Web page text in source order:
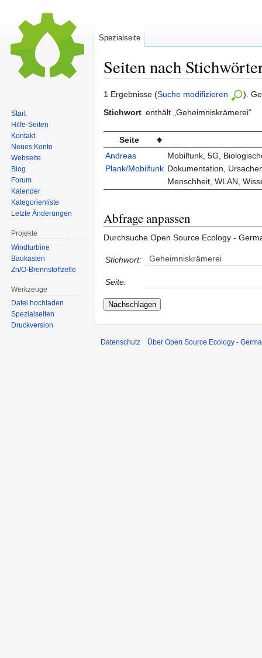
Seiten nach
Zur
Zur
1 Ergebnisse (Suche modifizieren
).
Stichwort enthält „Geheimniskrämerei“
Seite
Andreas
Plank/Mobilfunk
Mobilfunk, 5G,
Dokumentation,
Menschheit, WLAN,
Abfrage anpassen
Durchsuche Open Source Ecology -
Stichwort: Geheimniskrämerei
Seite:
Spezialseite
Start
Hilfe-Seiten
Kontakt
Neues Konto
Webseite
Blog
Forum
Kalender
Kategorienliste
Letzte Änderungen
Projekte
Windturbine
Baukasten
Zn/O-Brennstoffzelle
Werkzeuge
Datei hochladen
Spezialseiten
Druckversion
Datenschutz Über Open Source Ecology -